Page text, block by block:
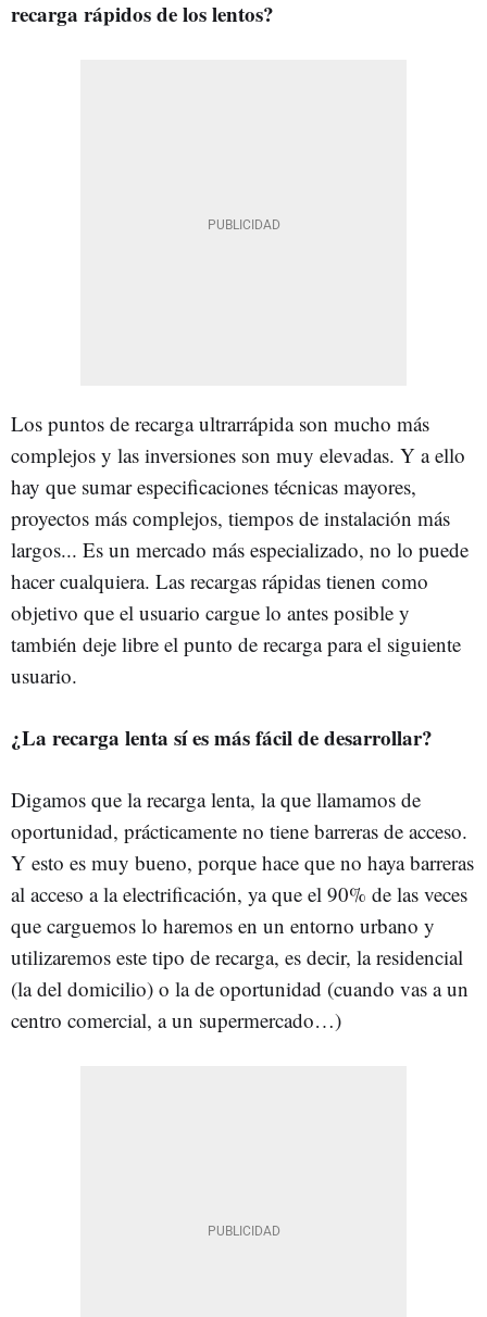
recarga rápidos de los lentos?
Los puntos de recarga ultrarrápida son mucho más
complejos y las inversiones son muy elevadas. Y a ello
hay que sumar especificaciones técnicas mayores,
proyectos más complejos, tiempos de instalación más
largos... Es un mercado más especializado, no lo puede
hacer cualquiera. Las recargas rápidas tienen como
objetivo que el usuario cargue lo antes posible y
también deje libre el punto de recarga para el siguiente
usuario.
¿La recarga lenta sí es más fácil de desarrollar?
Digamos que la recarga lenta, la que llamamos de
oportunidad, prácticamente no tiene barreras de acceso.
Y esto es muy bueno, porque hace que no haya barreras
al acceso a la electrificación, ya que el 90% de las veces
que carguemos lo haremos en un entorno urbano y
utilizaremos este tipo de recarga, es decir, la residencial
(la del domicilio) o la de oportunidad (cuando vas a un
centro comercial, a un supermercado…)